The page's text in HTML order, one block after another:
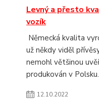
Levný a přesto
vozík
Německá kvalita
už někdy viděl
nemohl většinou
produkován v
12.10.2022